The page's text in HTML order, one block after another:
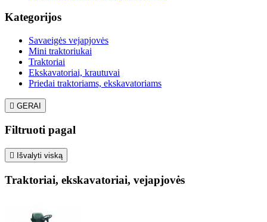
Kategorijos
Savaeigės vejapjovės
Mini traktoriukai
Traktoriai
Ekskavatoriai, krautuvai
Priedai traktoriams, ekskavatoriams
 GERAI
Filtruoti pagal
 Išvalyti viską
Traktoriai, ekskavatoriai, vejapjovės